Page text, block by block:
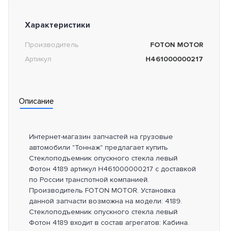
Характеристики
Производитель
FOTON MOTOR
Артикул
H461000000217
Описание
Интернет-магазин запчастей на грузовые
автомобили "Тоннаж" предлагает купить
Стеклоподъемник опускного стекла левый
Фотон 4189 артикул H461000000217 с доставкой
по России транспотной компанией.
Производитель FOTON MOTOR. Установка
данной запчасти возможна на модели: 4189.
Стеклоподъемник опускного стекла левый
Фотон 4189 входит в состав агрегатов: Кабина.